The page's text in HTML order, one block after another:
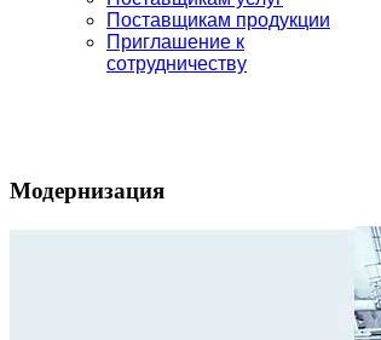
Поставщикам продукции
Приглашение к
сотрудничеству
Модернизация